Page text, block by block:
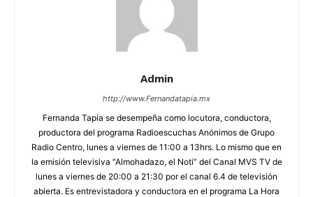
Admin
http://www.Fernandatapia.mx
Fernanda Tapia se desempeña como locutora, conductora,
productora del programa Radioescuchas Anónimos de Grupo
Radio Centro, lunes a viernes de 11:00 a 13hrs. Lo mismo que en
la emisión televisiva “Almohadazo, el Noti” del Canal MVS TV de
lunes a viernes de 20:00 a 21:30 por el canal 6.4 de televisión
abierta. Es entrevistadora y conductora en el programa La Hora